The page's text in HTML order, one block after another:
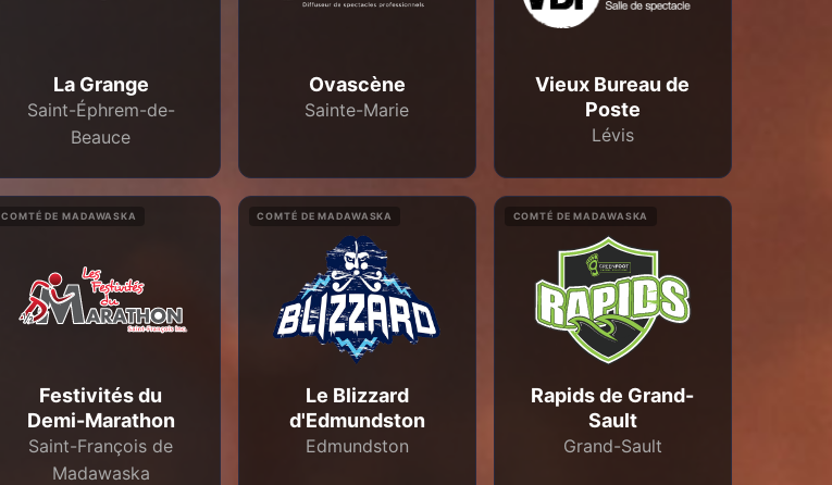
La Grange
Saint-Éphrem-de-
Beauce
Ovascène
Sainte-Marie
Vieux Bureau de
Poste
Lévis
COMTÉ DE MADAWASKA
Festivités du
Demi-Marathon
Saint-François de
Madawaska
COMTÉ DE MADAWASKA
Le Blizzard
d'Edmundston
Edmundston
COMTÉ DE MADAWASKA
Rapids de Grand-
Sault
Grand-Sault